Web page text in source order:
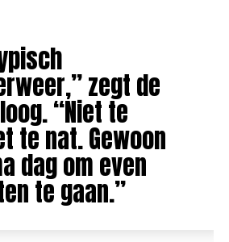
zegt de
“Niet te
te nat. Gewoon
dag om even
te gaan.”